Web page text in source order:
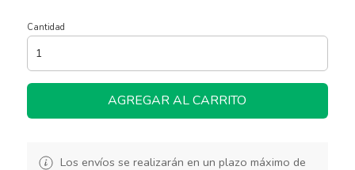
Cantidad
AGREGAR AL CARRITO
Los envíos se realizarán en un plazo máximo de